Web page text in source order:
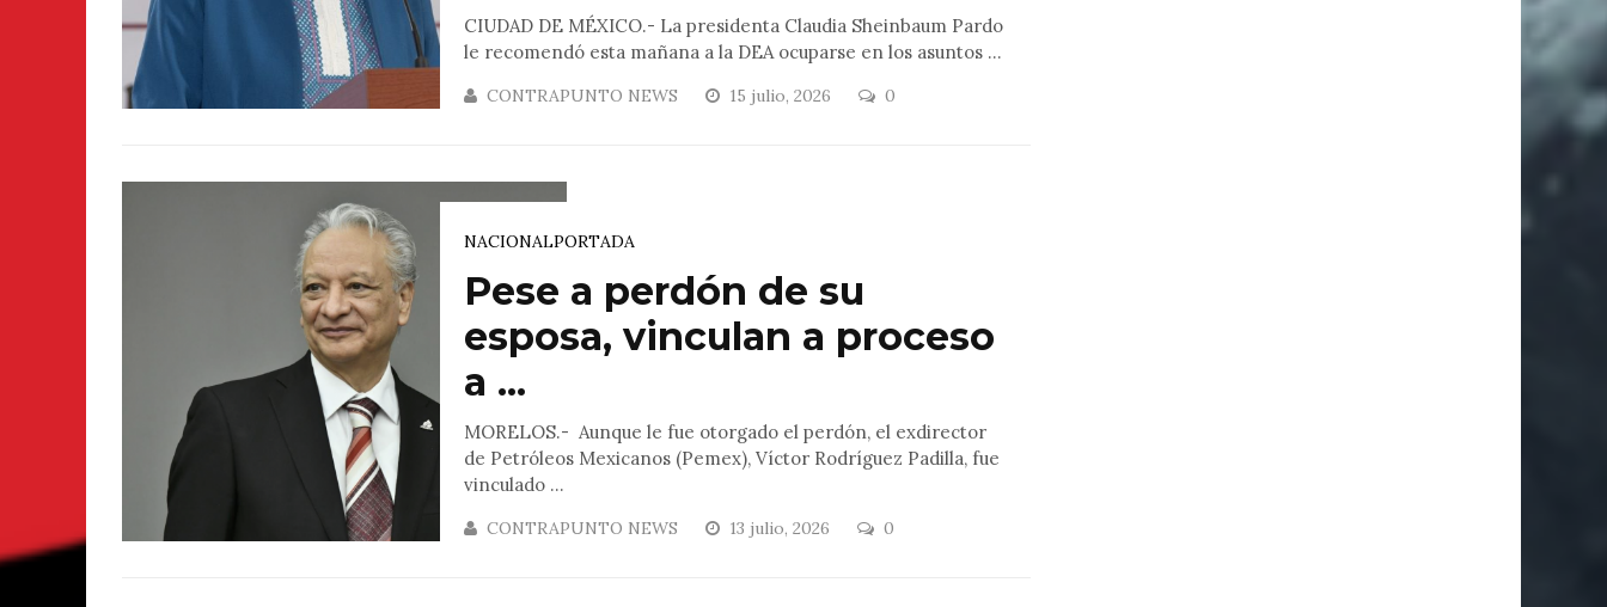
CIUDAD DE MÉXICO.- La presidenta Claudia Sheinbaum Pardo
le recomendó esta mañana a la DEA ocuparse en los asuntos ...
CONTRAPUNTO NEWS 15 julio, 2026 0
NACIONALPORTADA
Pese a perdón de su
esposa, vinculan a proceso
a ...
MORELOS.- Aunque le fue otorgado el perdón, el exdirector
de Petróleos Mexicanos (Pemex), Víctor Rodríguez Padilla, fue
vinculado ...
CONTRAPUNTO NEWS 13 julio, 2026 0